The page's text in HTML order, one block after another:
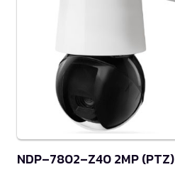
NDP–7802–Z40 2MP (PTZ)